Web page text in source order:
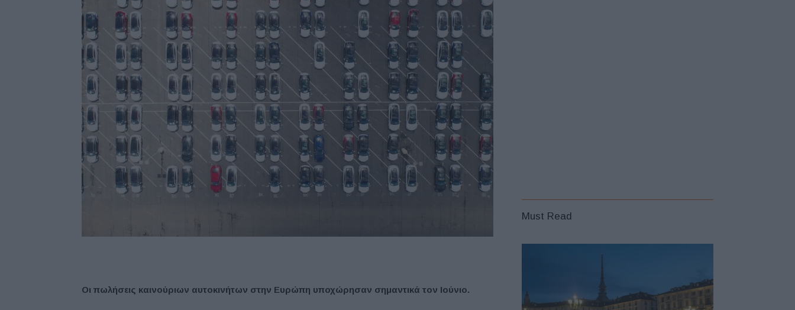
Οι πωλήσεις καινούριων αυτοκινήτων στην Ευρώπη υποχώρησαν σημαντικά τον Ιούνιο.
Must Read